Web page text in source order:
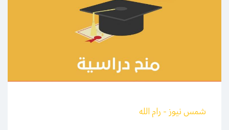
شمس نيوز - رام الله